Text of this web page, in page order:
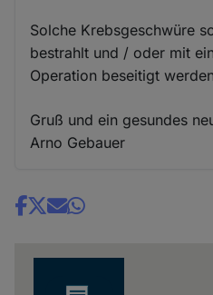
Solche Krebsgeschwüre
bestrahlt und / oder mit
Operation beseitigt
Gruß und ein gesundes
Arno Gebauer
Share